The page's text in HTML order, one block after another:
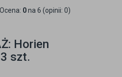
Ocena: 0na 6 (opinii: 0)
Horien
szt.